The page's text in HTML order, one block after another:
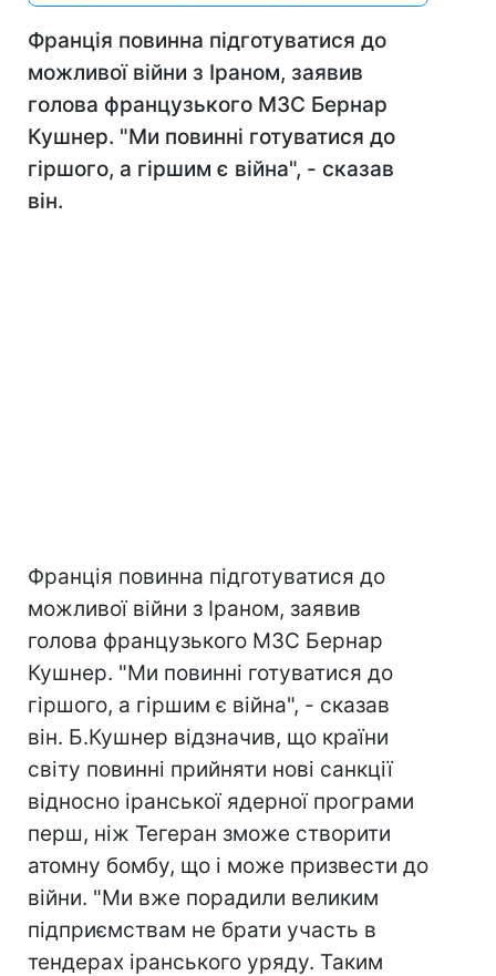
Франція повинна підготуватися до
можливої війни з Іраном, заявив
голова французького МЗС Бернар
Кушнер. "Ми повинні готуватися до
гіршого, а гіршим є війна", - сказав
він.
Франція повинна підготуватися до
можливої війни з Іраном, заявив
голова французького МЗС Бернар
Кушнер. "Ми повинні готуватися до
гіршого, а гіршим є війна", - сказав
він. Б.Кушнер відзначив, що країни
світу повинні прийняти нові санкції
відносно іранської ядерної програми
перш, ніж Тегеран зможе створити
атомну бомбу, що і може призвести до
війни. "Ми вже порадили великим
підприємствам не брати участь в
тендерах іранського уряду. Таким